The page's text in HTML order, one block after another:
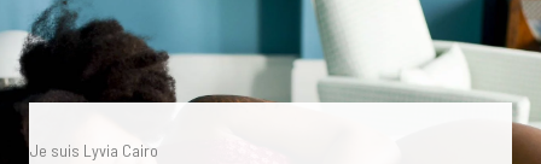
Je suis Lyvia Cairo